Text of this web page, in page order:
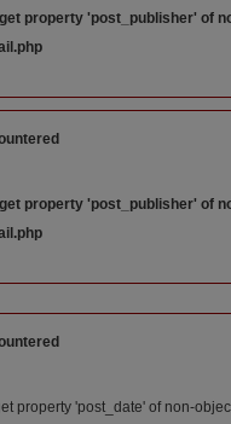
property 'post_publisher' of
property 'post_publisher' of
property 'post_date' of non-